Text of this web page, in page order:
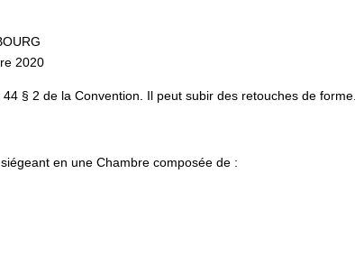
2020
§ 2 de la Convention. Il peut subir des retouches de forme.
en une Chambre composée de :